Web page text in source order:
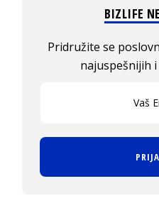
BIZLIFE
Pridružite se
najuspešnijih